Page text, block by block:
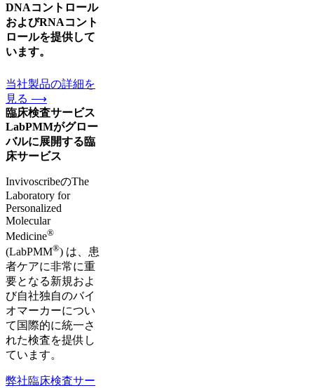
DNAコントロール
およびRNAコント
ロールを提供して
います。
当社製品の詳細を
見る ⟶
臨床検査サービス
LabPMMがグロー
バルに展開する臨
床サービス
InvivoscribeのThe
Laboratory for
Personalized
Molecular
Medicine®
(LabPMM®) は、患
者ケアに非常に重
要となる新規およ
び自社独自のバイ
オマーカーについ
て国際的に統一さ
れた検査を提供し
ています。
弊社臨床検査サー